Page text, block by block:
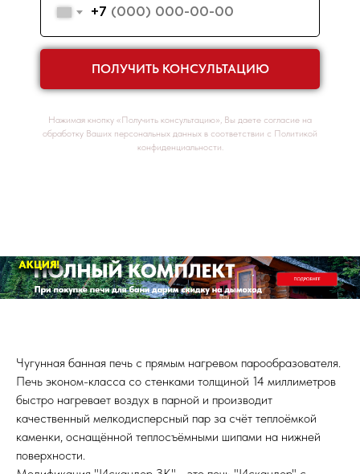
+7
ПОЛУЧИТЬ КОНСУЛЬТАЦИЮ
Нажимая кнопку «Получить консультацию», Вы даете согласие на
обработку Ваших персональных данных в соответствии с Политикой
конфиденциальности.
Чугунная банная печь с прямым нагревом парообразователя.
Печь эконом-класса со стенками толщиной 14 миллиметров
быстро нагревает воздух в парной и производит
качественный мелкодисперсный пар за счёт теплоёмкой
каменки, оснащённой теплосъёмными шипами на нижней
поверхности.